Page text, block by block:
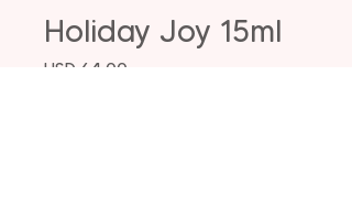
Holiday Joy 15ml
USD 64,00